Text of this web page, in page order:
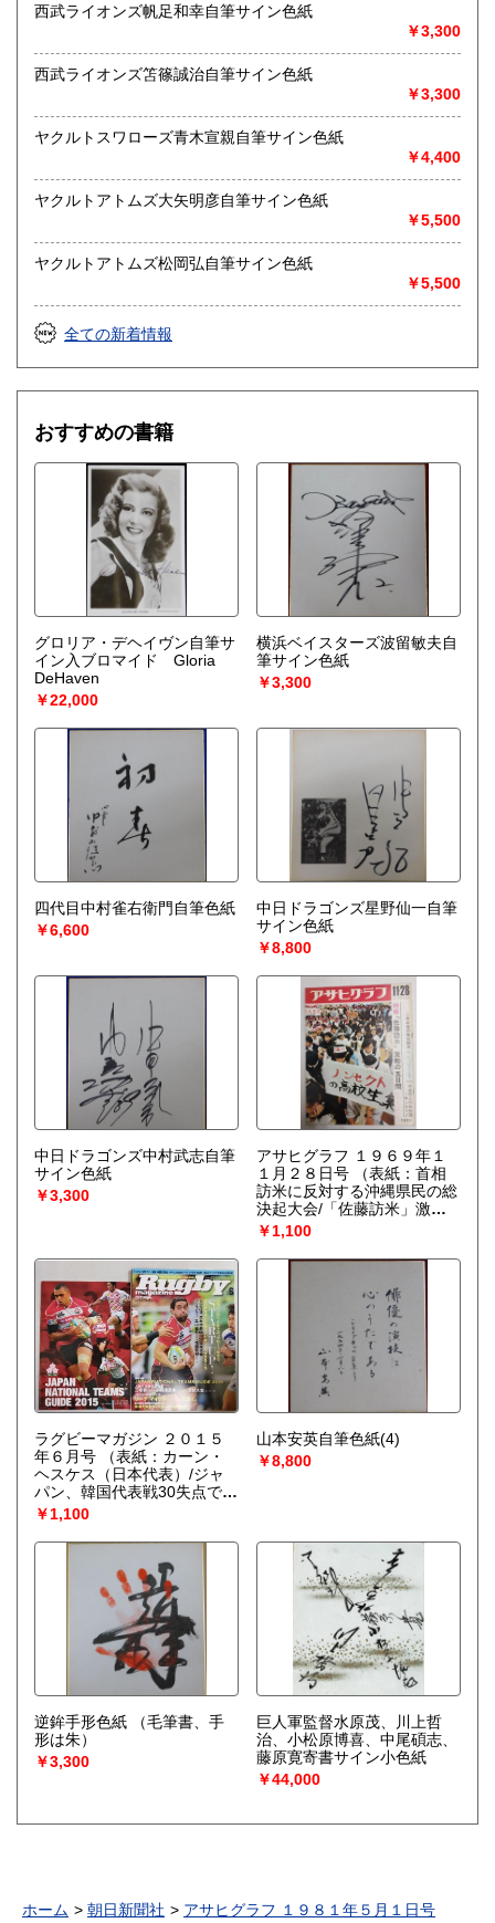
西武ライオンズ帆足和幸自筆サイン色紙
￥3,300
西武ライオンズ笘篠誠治自筆サイン色紙
￥3,300
ヤクルトスワローズ青木宣親自筆サイン色紙
￥4,400
ヤクルトアトムズ大矢明彦自筆サイン色紙
￥5,500
ヤクルトアトムズ松岡弘自筆サイン色紙
￥5,500
全ての新着情報
おすすめの書籍
グロリア・デヘイヴン自筆サ
イン入ブロマイド Gloria
DeHaven
￥22,000
横浜ベイスターズ波留敏夫自
筆サイン色紙
￥3,300
四代目中村雀右衛門自筆色紙
￥6,600
中日ドラゴンズ星野仙一自筆
サイン色紙
￥8,800
中日ドラゴンズ中村武志自筆
サイン色紙
￥3,300
アサヒグラフ １９６９年１
１月２８日号
（表紙：首相
訪米に反対する沖縄県民の総
決起大会/「佐藤訪米」激動
の五日間・大きく揺れ始めた
沖縄の高校生/1年半後の日大
闘争/小山の上の共和国 サ
ンマリノ/わが家の夕めし：
￥1,100
ラグビーマガジン ２０１５
年６月号
（表紙：カーン・
ヘスケス（日本代表）/ジャ
パン、韓国代表戦30失点でW
杯イヤー始動）
￥1,100
山本安英自筆色紙(4)
￥8,800
逆鉾手形色紙
（毛筆書、手
形は朱）
￥3,300
巨人軍監督水原茂、川上哲
治、小松原博喜、中尾碩志、
藤原寛寄書サイン小色紙
￥44,000
ホーム 朝日新聞社 アサヒグラフ １９８１年５月１日号